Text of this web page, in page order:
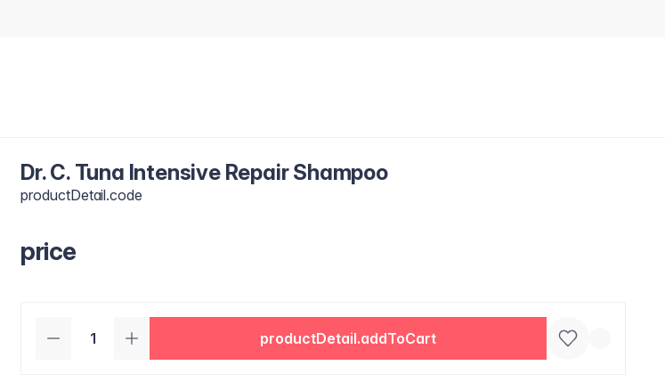
Dr. C. Tuna Intensive Repair Shampoo
productDetail.code
price
productDetail.addToCart